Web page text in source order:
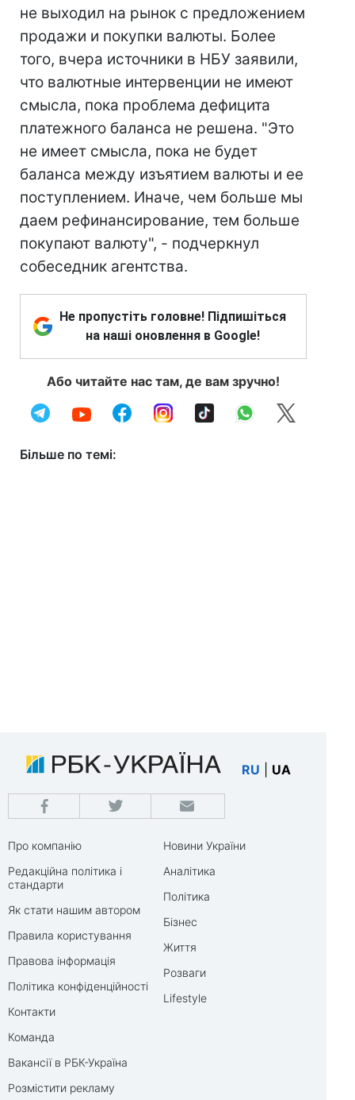
не выходил на рынок с предложением
продажи и покупки валюты. Более
того, вчера источники в НБУ заявили,
что валютные интервенции не имеют
смысла, пока проблема дефицита
платежного баланса не решена. "Это
не имеет смысла, пока не будет
баланса между изъятием валюты и ее
поступлением. Иначе, чем больше мы
даем рефинансирование, тем больше
покупают валюту", - подчеркнул
собеседник агентства.
Не пропустіть головне! Підпишіться
на наші оновлення в Google!
Або читайте нас там, де вам зручно!
Більше по темі:
RU UA
Про компанію
Редакційна політика і
стандарти
Як стати нашим автором
Правила користування
Правова інформація
Політика конфіденційності
Контакти
Команда
Вакансії в РБК-Україна
Розмістити рекламу
Новини України
Аналітика
Політика
Бізнес
Життя
Розваги
Lifestyle